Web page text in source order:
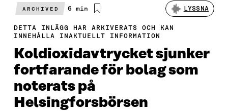
ARCHIVED
Beräknad
6 min LYSSNA
DETTA INLÄGG HAR ARKIVERATS OCH KAN
INNEHÅLLA INAKTUELLT INFORMATION
Koldioxidavtrycket sjunker
fortfarande för bolag som
noterats på
Helsingforsbörsen